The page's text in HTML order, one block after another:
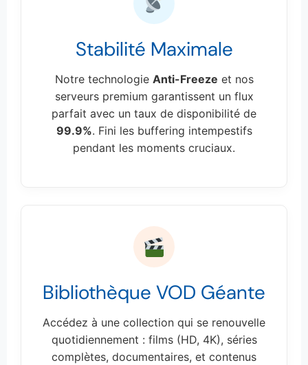
Stabilité Maximale
Notre technologie Anti-Freeze et nos
serveurs premium garantissent un flux
parfait avec un taux de disponibilité de
99.9%. Fini les buffering intempestifs
pendant les moments cruciaux.
Bibliothèque VOD Géante
Accédez à une collection qui se renouvelle
quotidiennement : films (HD, 4K), séries
complètes, documentaires, et contenus